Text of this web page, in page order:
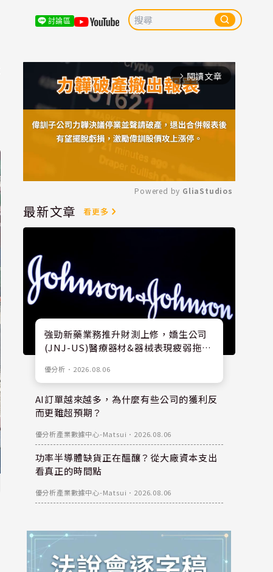
討論區
arrow_forward_ios 閱讀文章
Mute
Powered by GliaStudios
最新文章 看更多
強勁新藥業務推升財測上修，嬌生公司
(JNJ-US)醫療器材&器械表現疲弱拖累
優分析 ． 2026.08.06
AI訂單越來越多，為什麼有些公司的獲利反
而更難超預期？
優分析產業數據中心-Matsui ． 2026.08.06
功率半導體缺貨正在醞釀？從大廠資本支出
看真正的時間點
優分析產業數據中心-Matsui ． 2026.08.06